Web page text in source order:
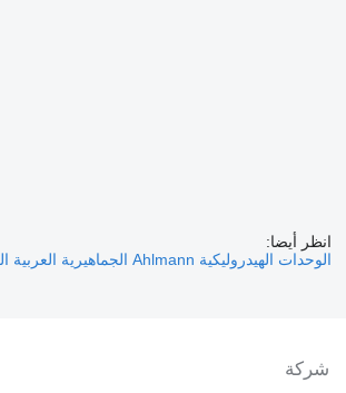
انظر أيضا:
الوحدات الهيدروليكية Ahlmann الجماهيرية العربية الليبية الشعبية الاشتراكية
شركة